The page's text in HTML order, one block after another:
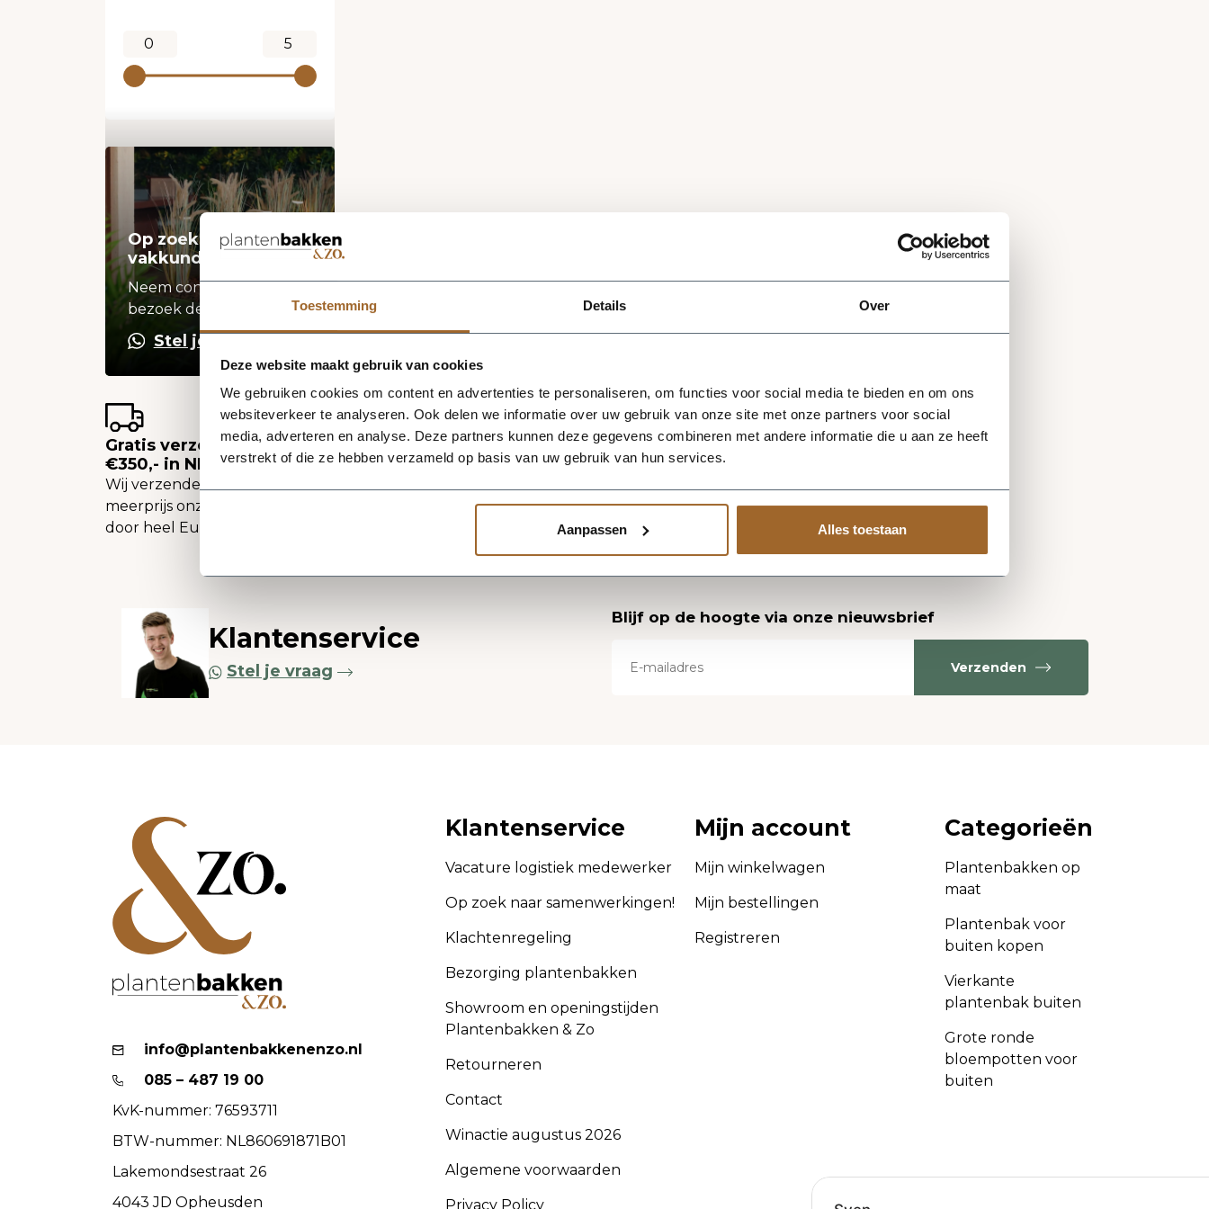
Toestemming Details Over
Deze website maakt gebruik van cookies
We gebruiken cookies om content en advertenties te personaliseren, om functies voor social media te bieden en om ons
websiteverkeer te analyseren. Ook delen we informatie over uw gebruik van onze site met onze partners voor social
media, adverteren en analyse. Deze partners kunnen deze gegevens combineren met andere informatie die u aan ze heeft
verstrekt of die ze hebben verzameld op basis van uw gebruik van hun services.
Aanpassen Alles toestaan
Op zoek naar een
vakkundige hulp?
Neem contact op of
bezoek de showroom!
Stel je vraag
Gratis verzending vanaf
€350,- in NL
Wij verzenden tegen een
meerprijs onze plantenbakken
door heel Europa.
Klantenservice
Stel je vraag
Blijf op de hoogte via onze nieuwsbrief
Verzenden
info@plantenbakkenenzo.nl
085 – 487 19 00
KvK-nummer: 76593711
BTW-nummer: NL860691871B01
Lakemondsestraat 26
4043 JD Opheusden
Klantenservice
Vacature logistiek medewerker
Op zoek naar samenwerkingen!
Klachtenregeling
Bezorging plantenbakken
Showroom en openingstijden
Plantenbakken & Zo
Retourneren
Contact
Winactie augustus 2026
Algemene voorwaarden
Privacy Policy
Mijn account
Mijn winkelwagen
Mijn bestellingen
Registreren
Categorieën
Plantenbakken op
maat
Plantenbak voor
buiten kopen
Vierkante
plantenbak buiten
Grote ronde
bloempotten voor
buiten